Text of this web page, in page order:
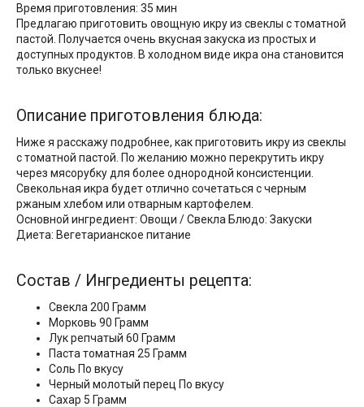
Время приготовления: 35 мин
Предлагаю приготовить овощную икру из свеклы с томатной
пастой. Получается очень вкусная закуска из простых и
доступных продуктов. В холодном виде икра она становится
только вкуснее!
Описание приготовления блюда:
Ниже я расскажу подробнее, как приготовить икру из свеклы
с томатной пастой. По желанию можно перекрутить икру
через мясорубку для более однородной консистенции.
Свекольная икра будет отлично сочетаться с черным
ржаным хлебом или отварным картофелем.
Основной ингредиент: Овощи / Свекла Блюдо: Закуски
Диета: Вегетарианское питание
Состав / Ингредиенты рецепта:
Свекла 200 Грамм
Морковь 90 Грамм
Лук репчатый 60 Грамм
Паста томатная 25 Грамм
Соль По вкусу
Черный молотый перец По вкусу
Сахар 5 Грамм